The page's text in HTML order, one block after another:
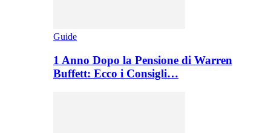
Guide
1 Anno Dopo la Pensione di Warren
Buffett: Ecco i Consigli…